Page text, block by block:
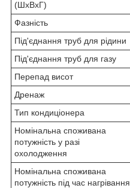
(ШхВхГ)
Фазність
Під'єднання труб для рідини
Під'єднання труб для газу
Перепад висот
Дренаж
Тип кондиціонера
Номінальна споживана
потужність у разі
охолодження
Номінальна споживана
потужність під час нагрівання